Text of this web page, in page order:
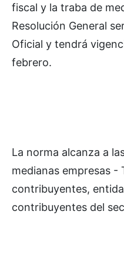
fiscal y la traba de
Resolución General
Oficial y tendrá
febrero.
La norma alcanza a
medianas empresas -
contribuyentes,
contribuyentes del